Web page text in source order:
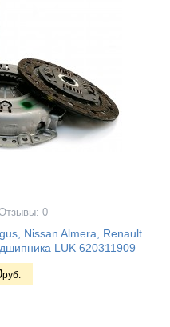
0
Nissan Almera, Renault
LUK 620311909
руб.